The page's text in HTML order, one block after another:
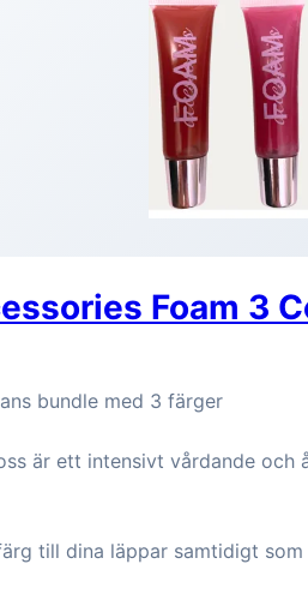
Foam 3
bundle med 3 färger
är ett intensivt vårdande
till dina läppar samtidigt